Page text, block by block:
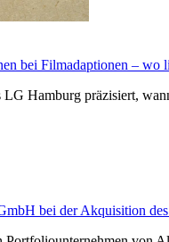
bei Filmadaptionen – wo
Hamburg präzisiert,
bei der Akquisition des